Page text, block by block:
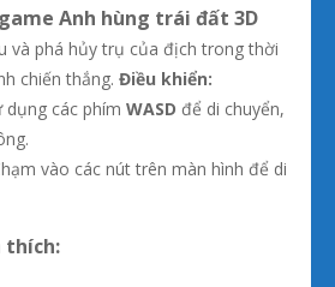
Anh hùng trái đất 3D
và phá hủy trụ của địch trong thời
chiến thắng. Điều khiển:
dụng các phím WASD để di chuyển,
vào các nút trên màn hình để di
thích: